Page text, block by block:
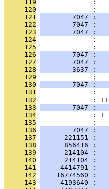
     119
:
     120
:
     121
7047 :
     122
7047 :
     123
7047 :
     124
              :
     125
:
     126
7047 :
     127
7047 :
     128
3637 :
     129
:
     130
7047 :
     131
              :
     132
:
     133
7047 :
     134
: !
     135
              :
     136
7047 :
     137
221151 :
     138
856416 :
     139
214104 :
     140
214104 :
     141
4414791 :
     142
16774560 :
     143
4193640 :